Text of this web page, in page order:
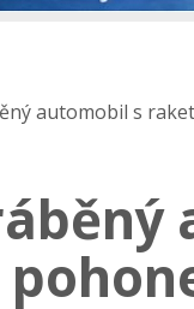
automobil s